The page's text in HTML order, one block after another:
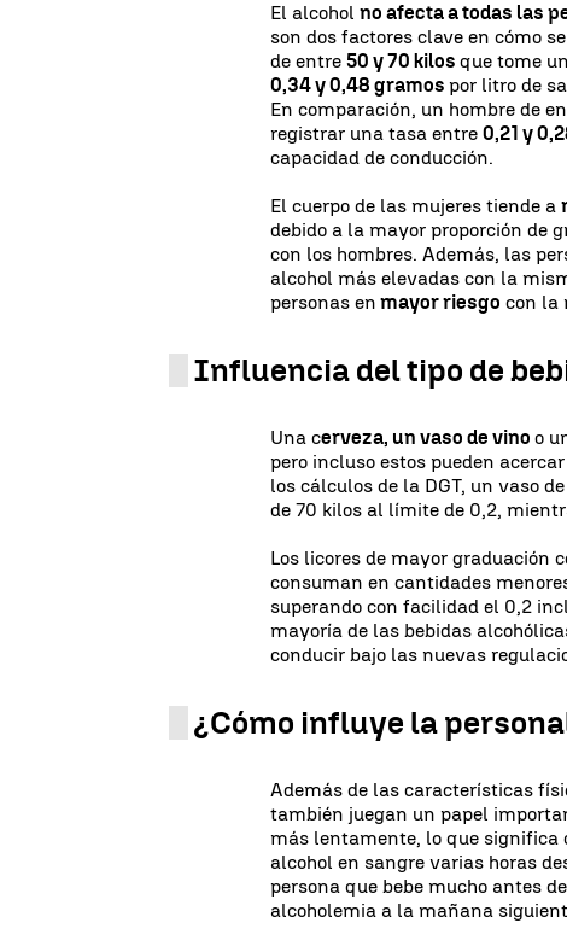
El alcoholno afecta a todas las
son dos factores clave en cómo
de entre50 y 70 kilosque tome
0,34 y 0,48 gramospor litro de
En comparación, un hombre de
registrar una tasa entre0,21 y
capacidad de conducción.
El cuerpo de las mujeres tiende a
debido a la mayor proporción de
con los hombres. Además, las
alcohol más elevadas con la
personas en mayor riesgo con la
Influencia del tipo de
Una cerveza, un vaso de vinoo
pero incluso estos pueden
los cálculos de la DGT, un vaso
de 70 kilos al límite de 0,2,
Los licores de mayor graduación
consuman en cantidades
superando con facilidad el 0,2
mayoría de las bebidas
conducir bajo las nuevas
¿Cómo influye la
Además de las características
también juegan un papel
más lentamente, lo que significa
alcohol en sangre varias horas
persona que bebe mucho antes
alcoholemia a la mañana